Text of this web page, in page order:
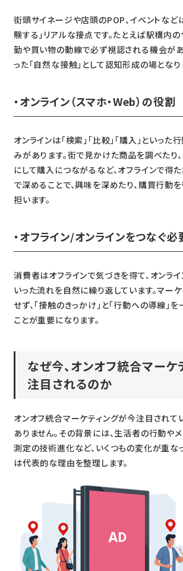
街頭サイネージや店頭のPOP、イベントなど
験する」リアルな接点です。たとえば駅構内
勤や買い物の動線で必ず視認される機会が
った「自然な接触」として認知形成の場となり
・オンライン（スマホ・Web）の役割
オンラインは「検索」「比較」「購入」といっ
みがあります。街で見かけた商品を調べたり
にして購入につながるなど、オフラインで得
で深めることで、興味を深めたり、購買行動
担います。
・オフライン/オンラインをつなぐ必
消費者はオフラインで気づきを得て、オンラ
いった流れを自然に繰り返しています。マー
せず、「接触のきっかけ」と「行動への導線」
ことが重要になります。
なぜ今、オンオフ統合マーケ
注目されるのか
オンオフ統合マーケティングが今注目され
ありません。その背景には、生活者の行動や
測定の技術進化など、いくつもの変化が重な
は代表的な理由を整理します。